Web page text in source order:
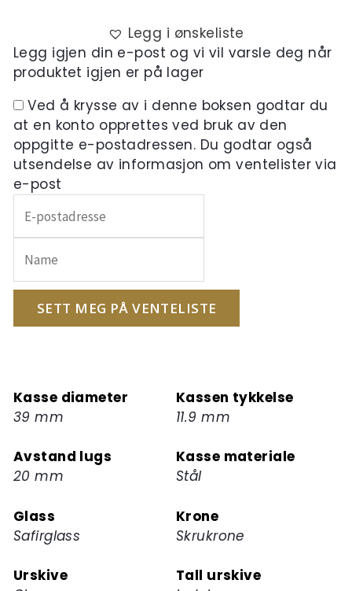
Legg i ønskeliste
Legg igjen din e-post og vi vil varsle deg når
produktet igjen er på lager
Ved å krysse av i denne boksen godtar du
at en konto opprettes ved bruk av den
oppgitte e-postadressen. Du godtar også
utsendelse av informasjon om ventelister via
e-post
inn
e-
postadressen
din
ventelisten
for
produktet
SETT MEG PÅ VENTELISTE
Kasse diameter
39 mm
Kassen tykkelse
11.9 mm
Avstand lugs
20 mm
Kasse materiale
Stål
Glass
Safirglass
Krone
Skrukrone
Urskive
Tall urskive